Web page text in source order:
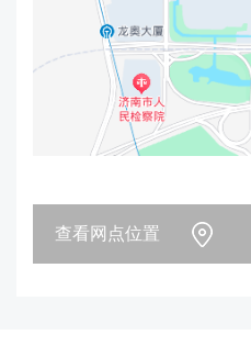
查看网点位置